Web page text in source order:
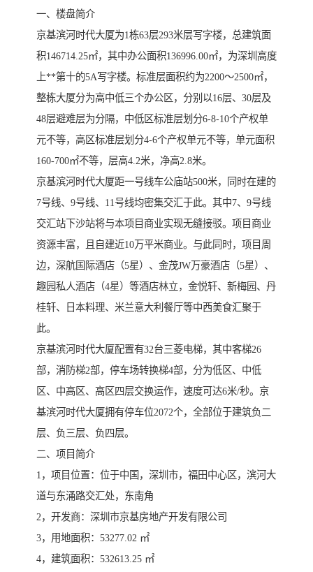
一、楼盘简介
京基滨河时代大厦为1栋63层293米层写字楼，总建筑面
积146714.25㎡，其中办公面积136996.00㎡，为深圳高度
上**第十的5A写字楼。标准层面积约为2200～2500㎡，
整栋大厦分为高中低三个办公区，分别以16层、30层及
48层避难层为分隔，中低区标准层划分6-8-10个产权单
元不等，高区标准层划分4-6个产权单元不等，单元面积
160-700㎡不等，层高4.2米，净高2.8米。
京基滨河时代大厦距一号线车公庙站500米，同时在建的
7号线、9号线、11号线均密集交汇于此。其中7、9号线
交汇站下沙站将与本项目商业实现无缝接驳。项目商业
资源丰富，且自建近10万平米商业。与此同时，项目周
边，深航国际酒店（5星）、金茂JW万豪酒店（5星）、
趣园私人酒店（4星）等酒店林立，金悦轩、新梅园、丹
桂轩、日本料理、米兰意大利餐厅等中西美食汇聚于
此。
京基滨河时代大厦配置有32台三菱电梯，其中客梯26
部，消防梯2部，停车场转换梯4部，分为低区、中低
区、中高区、高区四层交换运作，速度可达6米/秒。京
基滨河时代大厦拥有停车位2072个，全部位于建筑负二
层、负三层、负四层。
二、项目简介
1，项目位置：位于中国，深圳市，福田中心区，滨河大
道与东涌路交汇处，东南角
2，开发商：深圳市京基房地产开发有限公司
3，用地面积：53277.02 ㎡
4，建筑面积：532613.25 ㎡